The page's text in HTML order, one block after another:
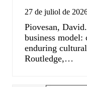
27 de juliol de
Piovesan,
business model:
enduring
Routledge,…